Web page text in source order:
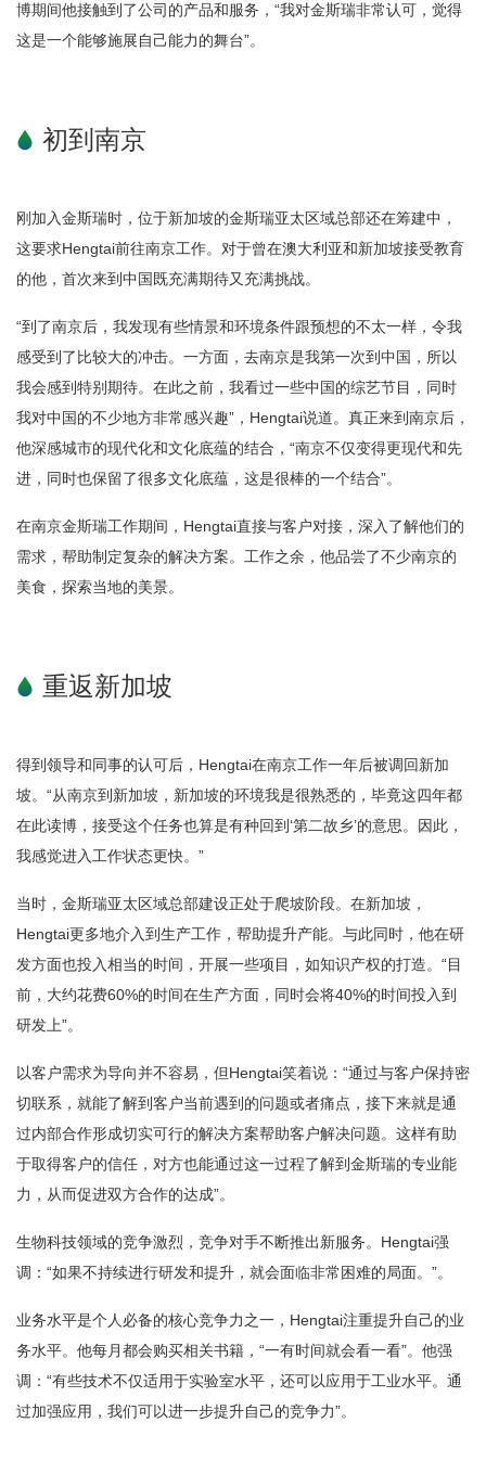
博期间他接触到了公司的产品和服务，“我对金斯瑞非常认可，觉得
这是一个能够施展自己能力的舞台”。
初到南京
刚加入金斯瑞时，位于新加坡的金斯瑞亚太区域总部还在筹建中，
这要求Hengtai前往南京工作。对于曾在澳大利亚和新加坡接受教育
的他，首次来到中国既充满期待又充满挑战。
“到了南京后，我发现有些情景和环境条件跟预想的不太一样，令我
感受到了比较大的冲击。一方面，去南京是我第一次到中国，所以
我会感到特别期待。在此之前，我看过一些中国的综艺节目，同时
我对中国的不少地方非常感兴趣”，Hengtai说道。真正来到南京后，
他深感城市的现代化和文化底蕴的结合，“南京不仅变得更现代和先
进，同时也保留了很多文化底蕴，这是很棒的一个结合”。
在南京金斯瑞工作期间，Hengtai直接与客户对接，深入了解他们的
需求，帮助制定复杂的解决方案。工作之余，他品尝了不少南京的
美食，探索当地的美景。
重返新加坡
得到领导和同事的认可后，Hengtai在南京工作一年后被调回新加
坡。“从南京到新加坡，新加坡的环境我是很熟悉的，毕竟这四年都
在此读博，接受这个任务也算是有种回到‘第二故乡’的意思。因此，
我感觉进入工作状态更快。”
当时，金斯瑞亚太区域总部建设正处于爬坡阶段。在新加坡，
Hengtai更多地介入到生产工作，帮助提升产能。与此同时，他在研
发方面也投入相当的时间，开展一些项目，如知识产权的打造。“目
前，大约花费60%的时间在生产方面，同时会将40%的时间投入到
研发上”。
以客户需求为导向并不容易，但Hengtai笑着说：“通过与客户保持密
切联系，就能了解到客户当前遇到的问题或者痛点，接下来就是通
过内部合作形成切实可行的解决方案帮助客户解决问题。这样有助
于取得客户的信任，对方也能通过这一过程了解到金斯瑞的专业能
力，从而促进双方合作的达成”。
生物科技领域的竞争激烈，竞争对手不断推出新服务。Hengtai强
调：“如果不持续进行研发和提升，就会面临非常困难的局面。”。
业务水平是个人必备的核心竞争力之一，Hengtai注重提升自己的业
务水平。他每月都会购买相关书籍，“一有时间就会看一看”。他强
调：“有些技术不仅适用于实验室水平，还可以应用于工业水平。通
过加强应用，我们可以进一步提升自己的竞争力”。